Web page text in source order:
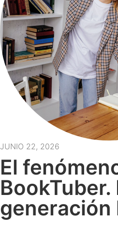
JUNIO 22, 2026
El
BookTuber.
generación